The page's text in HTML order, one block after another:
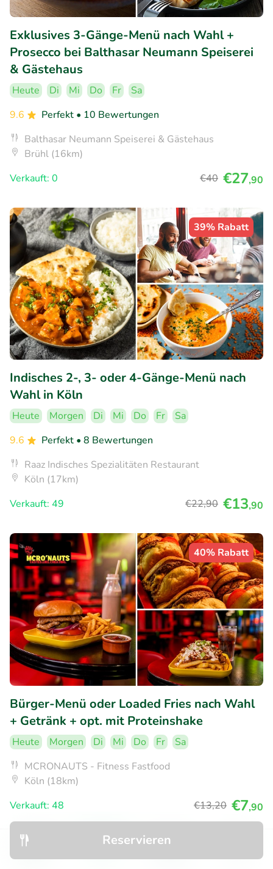
Reservieren
Exklusives 3-Gänge-Menü nach Wahl +
Prosecco bei Balthasar Neumann Speiserei
& Gästehaus
Heute Di Mi Do Fr
Sa
9.6
Perfekt • 10 Bewertungen
Balthasar Neumann Speiserei & Gästehaus
Brühl (16km)
Verkauft: 0
€40 €27,90
39% Rabatt
Indisches 2-, 3- oder 4-Gänge-Menü nach
Wahl in Köln
Heute Morgen Di Mi Do Fr
Sa
9.6
Perfekt • 8 Bewertungen
Raaz Indisches Spezialitäten Restaurant
Köln (17km)
Verkauft: 49
€22,90 €13,90
40% Rabatt
Bürger-Menü oder Loaded Fries nach Wahl
+ Getränk + opt. mit Proteinshake
Heute Morgen Di Mi Do Fr
Sa
MCRONAUTS - Fitness Fastfood
Köln (18km)
Verkauft: 48
€13,20 €7,90